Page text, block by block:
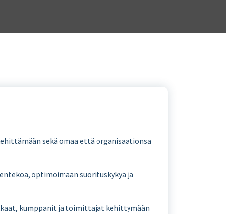
sekä omaa että organisaationsa
optimoimaan suorituskykyä ja
kumppanit ja toimittajat kehittymään